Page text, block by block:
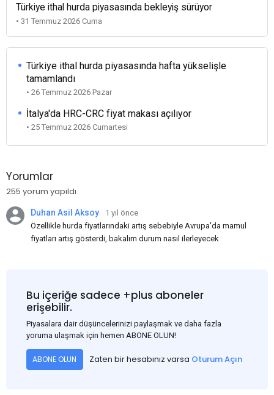
Türkiye ithal hurda piyasasında bekleyiş sürüyor
• 31 Temmuz 2026 Cuma
Türkiye ithal hurda piyasasında hafta yükselişle
tamamlandı
• 26 Temmuz 2026 Pazar
İtalya'da HRC-CRC fiyat makası açılıyor
• 25 Temmuz 2026 Cumartesi
Yorumlar
255 yorum yapıldı
Duhan Asil Aksoy
1 yıl önce
Özellikle hurda fiyatlarındaki artış sebebiyle Avrupa'da mamul
fiyatları artış gösterdi, bakalım durum nasıl ilerleyecek
Bu içeriğe sadece +plus aboneler
erişebilir.
Piyasalara dair düşüncelerinizi paylaşmak ve daha fazla
yoruma ulaşmak için hemen ABONE OLUN!
ABONE OLUN Zaten bir hesabınız varsa Oturum Açın